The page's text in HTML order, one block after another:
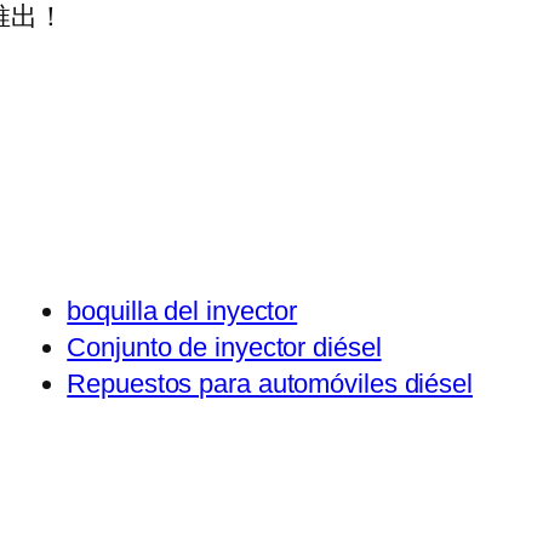
！
boquilla del inyector
Conjunto de inyector diésel
Repuestos para automóviles diésel